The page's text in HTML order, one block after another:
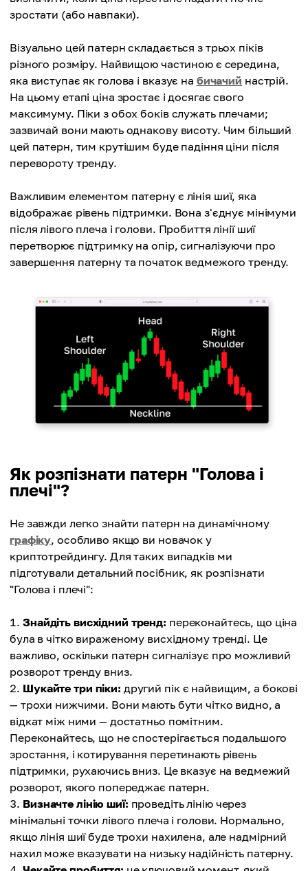
зростати (або навпаки).
Візуально цей патерн складається з трьох піків
різного розміру. Найвищою частиною є середина,
яка виступає як голова і вказує на бичачий настрій.
На цьому етапі ціна зростає і досягає свого
максимуму. Піки з обох боків служать плечами;
зазвичай вони мають однакову висоту. Чим більший
цей патерн, тим крутішим буде падіння ціни після
перевороту тренду.
Важливим елементом патерну є лінія шиї, яка
відображає рівень підтримки. Вона з'єднує мінімуми
після лівого плеча і голови. Пробиття лінії шиї
перетворює підтримку на опір, сигналізуючи про
завершення патерну та початок ведмежого тренду.
Як розпізнати патерн "Голова і
плечі"?
Не завжди легко знайти патерн на динамічному
графіку, особливо якщо ви новачок у
криптотрейдингу. Для таких випадків ми
підготували детальний посібник, як розпізнати
"Голова і плечі":
Знайдіть висхідний тренд: переконайтесь, що ціна
була в чітко вираженому висхідному тренді. Це
важливо, оскільки патерн сигналізує про можливий
розворот тренду вниз.
Шукайте три піки: другий пік є найвищим, а бокові
— трохи нижчими. Вони мають бути чітко видно, а
відкат між ними — достатньо помітним.
Переконайтесь, що не спостерігається подальшого
зростання, і котирування перетинають рівень
підтримки, рухаючись вниз. Це вказує на ведмежий
розворот, якого попереджає патерн.
Визначте лінію шиї: проведіть лінію через
мінімальні точки лівого плеча і голови. Нормально,
якщо лінія шиї буде трохи нахилена, але надмірний
нахил може вказувати на низьку надійність патерну.